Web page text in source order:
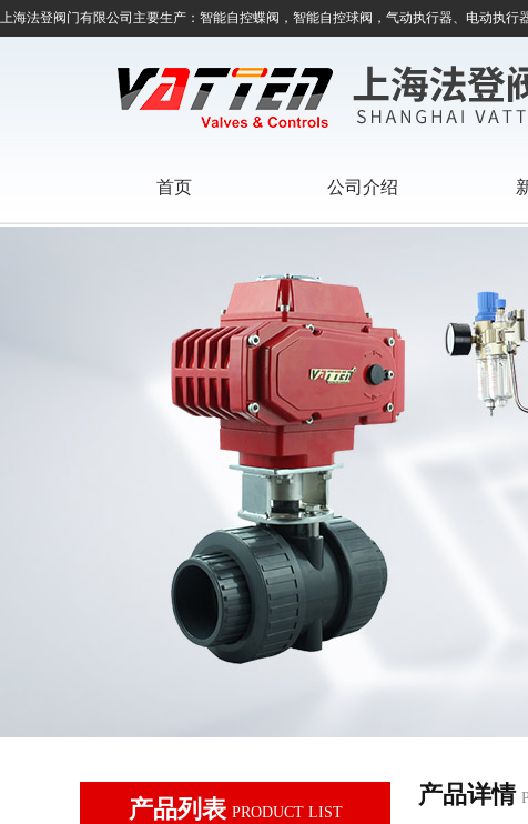
上海法登阀门有限公司主要生产：智能自控蝶阀，智能自控球阀，气动执行器、电动执行
首页 公司介绍
产品列表 PRODUCT LIST
产品详情